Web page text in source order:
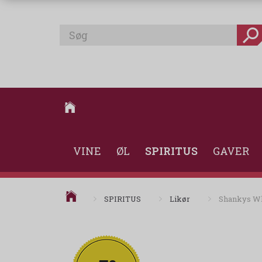
VINE ØL SPIRITUS GAVER
SPIRITUS Likør Shankys